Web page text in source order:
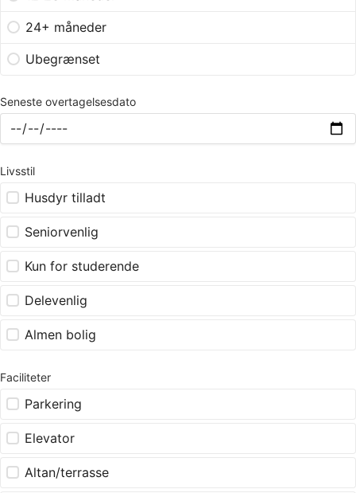
24+ måneder
Ubegrænset
Seneste overtagelsesdato
Livsstil
Husdyr tilladt
Seniorvenlig
Kun for studerende
Delevenlig
Almen bolig
Faciliteter
Parkering
Elevator
Altan/terrasse